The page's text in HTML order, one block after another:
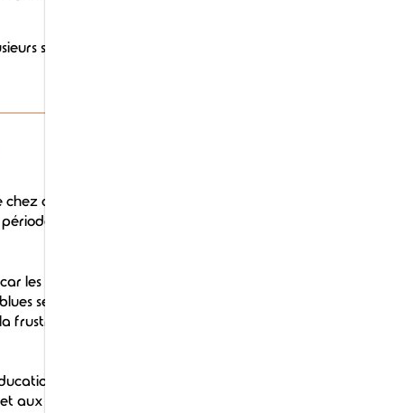
solutions existent pour le
chez certaines personnes qui
post-adoption durant
les symptômes sont très
se manifeste généralement
frustration, des regrets et de
canine, a créé « How to
aux adoptants d'éduquer leur